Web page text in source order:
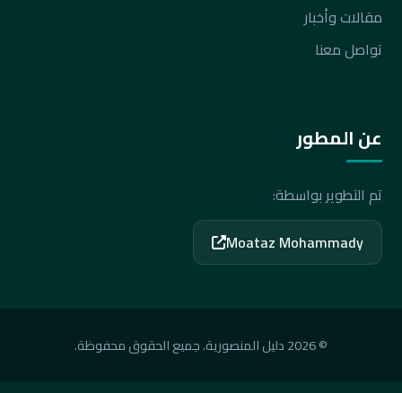
مقالات وأخبار
تواصل معنا
عن المطور
تم التطوير بواسطة:
Moataz Mohammady
© 2026 دليل المنصورية. جميع الحقوق محفوظة.